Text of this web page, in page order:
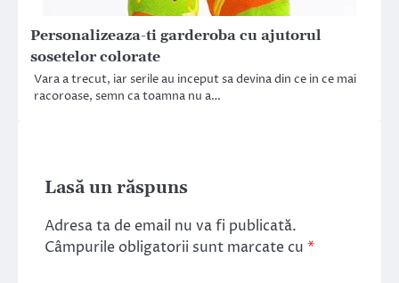
Personalizeaza-ti garderoba cu ajutorul
sosetelor colorate
Vara a trecut, iar serile au inceput sa devina din ce in ce mai
racoroase, semn ca toamna nu a…
Lasă un răspuns
Adresa ta de email nu va fi publicată.
Câmpurile obligatorii sunt marcate cu *